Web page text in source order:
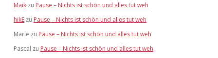
Maik zu Pause – Nichts ist schön und alles tut weh
hikE zu Pause – Nichts ist schön und alles tut weh
Marie zu Pause – Nichts ist schön und alles tut weh
Pascal zu Pause – Nichts ist schön und alles tut weh